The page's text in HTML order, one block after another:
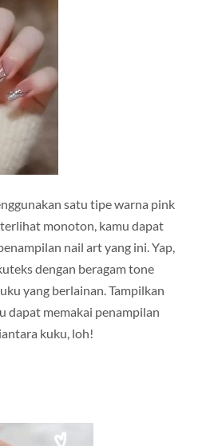
satu tipe warna pink
monoton, kamu dapat
nail art yang ini. Yap,
dengan beragam tone
yang berlainan. Tampilkan
dapat memakai penampilan
kuku, loh!